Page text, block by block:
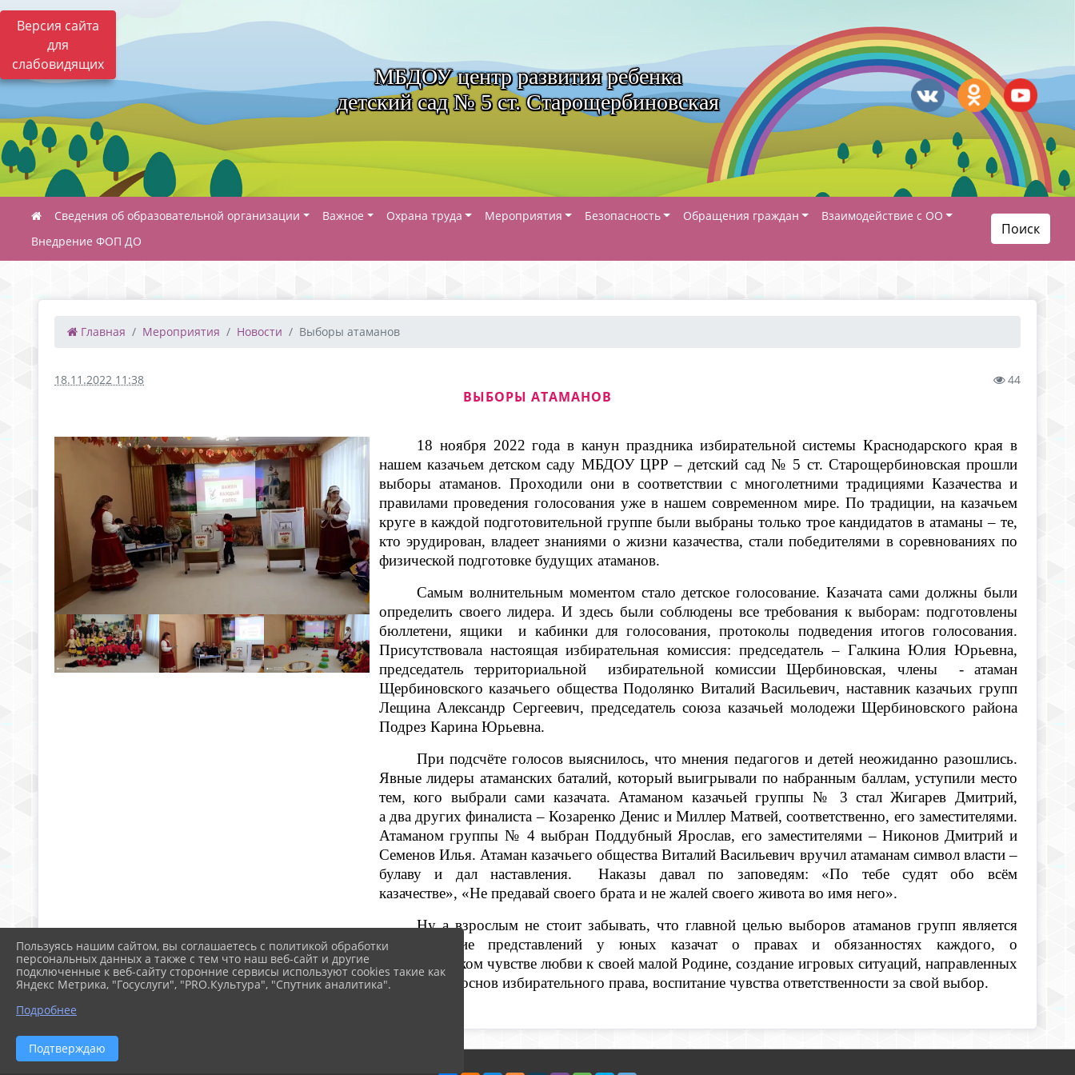
Версия сайта
для
слабовидящих
МБДОУ центр развития ребенка
детский сад № 5 ст. Старощербиновская
Сведения об образовательной организации Важное Охрана труда Мероприятия Безопасность Обращения граждан
Взаимодействие с ОО
Внедрение ФОП ДО
Поиск
Главная Мероприятия Новости Выборы атаманов
18.11.2022 11:38 44
ВЫБОРЫ АТАМАНОВ
18 ноября 2022 года в канун праздника избирательной системы Краснодарского края в
нашем казачьем детском саду МБДОУ ЦРР – детский сад № 5 ст. Старощербиновская прошли
выборы атаманов. Проходили они в соответствии с многолетними традициями Казачества и
правилами проведения голосования уже в нашем современном мире. По традиции, на казачьем
круге в каждой подготовительной группе были выбраны только трое кандидатов в атаманы – те,
кто эрудирован, владеет знаниями о жизни казачества, стали победителями в соревнованиях по
физической подготовке будущих атаманов.
Самым волнительным моментом стало детское голосование. Казачата сами должны были
определить своего лидера. И здесь были соблюдены все требования к выборам: подготовлены
бюллетени, ящики и кабинки для голосования, протоколы подведения итогов голосования.
Присутствовала настоящая избирательная комиссия: председатель – Галкина Юлия Юрьевна,
председатель территориальной
избирательной комиссии Щербиновская, члены - атаман
Щербиновского казачьего общества Подолянко Виталий Васильевич, наставник казачьих групп
Лещина Александр Сергеевич, председатель союза казачьей молодежи Щербиновского района
Подрез Карина Юрьевна.
При подсчёте голосов выяснилось, что мнения педагогов и детей неожиданно разошлись.
Явные лидеры атаманских баталий, который выигрывали по набранным баллам, уступили место
тем, кого выбрали сами казачата. Атаманом казачьей группы № 3 стал Жигарев Дмитрий,
а два других финалиста – Козаренко Денис и Миллер Матвей, соответственно, его заместителями.
Атаманом группы № 4 выбран Поддубный Ярослав, его заместителями – Никонов Дмитрий и
Семенов Илья. Атаман казачьего общества Виталий Васильевич вручил атаманам символ власти –
булаву и дал наставления. Наказы давал по заповедям: «По тебе судят обо всём
казачестве», «Не предавай своего брата и не жалей своего живота во имя него».
Ну а взрослым не стоит забывать, что главной целью выборов атаманов групп является
формирование представлений у юных казачат о правах и обязанностях каждого, о
патриотическом чувстве любви к своей малой Родине, создание игровых ситуаций, направленных
на изучение основ избирательного права, воспитание чувства ответственности за свой выбор.
Пользуясь нашим сайтом, вы соглашаетесь с политикой обработки
персональных данных а также с тем что наш веб-сайт и другие
подключенные к веб-сайту сторонние сервисы используют cookies такие как
Яндекс Метрика, "Госуслуги", "PRO.Культура", "Спутник аналитика".
Подробнее
Подтверждаю